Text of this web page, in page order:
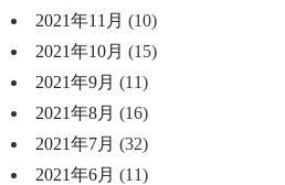
2021年11月 (10)
2021年10月 (15)
2021年9月 (11)
2021年8月 (16)
2021年7月 (32)
2021年6月 (11)